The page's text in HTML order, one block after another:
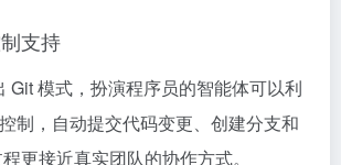
支持
Git 模式，扮演程序员的智能体可以利
制，自动提交代码变更、创建分支和
更接近真实团队的协作方式。